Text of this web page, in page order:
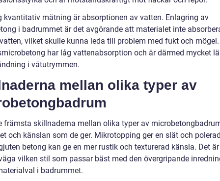
kvantitativ mätning är absorptionen av vatten. Enlagring av
i badrummet är det avgörande att materialet inte
vilket skulle kunna leda till problem med fukt och
har låg vattenabsorption och är därmed mycket
i våtutrymmen.
mellan olika typer av
främsta skillnaderna mellan olika typer av
och känslan som de ger. Mikrotopping ger en slät och
betong kan ge en mer rustik och texturerad känsla. Det
vilken stil som passar bäst med den övergripande
i badrummet.